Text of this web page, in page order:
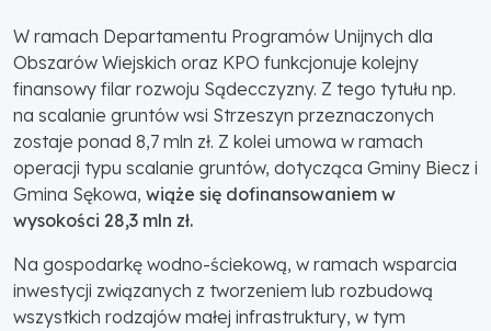
W ramach Departamentu Programów Unijnych dla
Obszarów Wiejskich oraz KPO funkcjonuje kolejny
finansowy filar rozwoju Sądecczyzny. Z tego tytułu np.
na scalanie gruntów wsi Strzeszyn przeznaczonych
zostaje ponad 8,7 mln zł. Z kolei umowa w ramach
operacji typu scalanie gruntów, dotycząca Gminy Biecz i
Gmina Sękowa, wiąże się dofinansowaniem w
wysokości 28,3 mln zł.
Na gospodarkę wodno-ściekową, w ramach wsparcia
inwestycji związanych z tworzeniem lub rozbudową
wszystkich rodzajów małej infrastruktury, w tym